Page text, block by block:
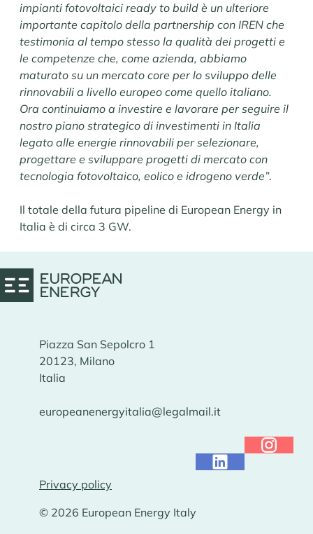
impianti fotovoltaici ready to build è un ulteriore
importante capitolo della partnership con IREN che
testimonia al tempo stesso la qualità dei progetti e
le competenze che, come azienda, abbiamo
maturato su un mercato core per lo sviluppo delle
rinnovabili a livello europeo come quello italiano.
Ora continuiamo a investire e lavorare per seguire il
nostro piano strategico di investimenti in Italia
legato alle energie rinnovabili per selezionare,
progettare e sviluppare progetti di mercato con
tecnologia fotovoltaico, eolico e idrogeno verde”.
Il totale della futura pipeline di European Energy in
Italia è di circa 3 GW.
Piazza San Sepolcro 1
20123, Milano
Italia
europeanenergyitalia@legalmail.it
© 2026 European Energy Italy
Privacy policy